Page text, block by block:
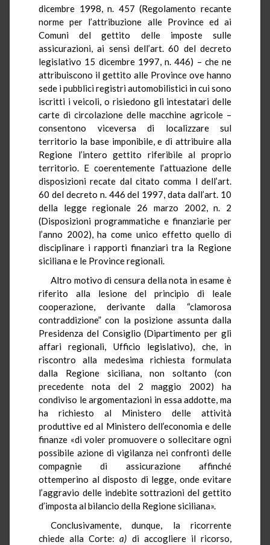
dicembre 1998, n. 457 (Regolamento recante
norme per l’attribuzione alle Province ed ai
Comuni del gettito delle imposte sulle
assicurazioni, ai sensi dell’art. 60 del decreto
legislativo 15 dicembre 1997, n. 446) – che ne
attribuiscono il gettito alle Province ove hanno
sede i pubblici registri automobilistici in cui sono
iscritti i veicoli, o risiedono gli intestatari delle
carte di circolazione delle macchine agricole –
consentono viceversa di localizzare sul
territorio la base imponibile, e di attribuire alla
Regione l’intero gettito riferibile al proprio
territorio. E coerentemente l’attuazione delle
disposizioni recate dal citato comma l dell’art.
60 del decreto n. 446 del 1997, data dall’art. 10
della legge regionale 26 marzo 2002, n. 2
(Disposizioni programmatiche e finanziarie per
l’anno 2002), ha come unico effetto quello di
disciplinare i rapporti finanziari tra la Regione
siciliana e le Province regionali.
Altro motivo di censura della nota in esame è
riferito alla lesione del principio di leale
cooperazione, derivante dalla “clamorosa
contraddizione” con la posizione assunta dalla
Presidenza del Consiglio (Dipartimento per gli
affari regionali, Ufficio legislativo), che, in
riscontro alla medesima richiesta formulata
dalla Regione siciliana, non soltanto (con
precedente nota del 2 maggio 2002) ha
condiviso le argomentazioni in essa addotte, ma
ha richiesto al Ministero delle attività
produttive ed al Ministero dell’economia e delle
finanze «di voler promuovere o sollecitare ogni
possibile azione di vigilanza nei confronti delle
compagnie di assicurazione affinché
ottemperino al disposto di legge, onde evitare
l’aggravio delle indebite sottrazioni del gettito
d’imposta al bilancio della Regione siciliana».
Conclusivamente, dunque, la ricorrente
chiede alla Corte:a) di accogliere il ricorso,